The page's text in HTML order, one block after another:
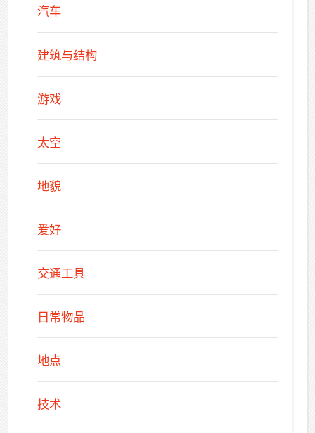
汽车
建筑与结构
游戏
太空
地貌
爱好
交通工具
日常物品
地点
技术